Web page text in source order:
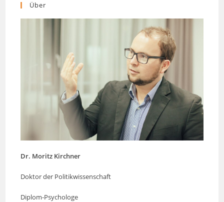
Über
Dr. Moritz Kirchner
Doktor der Politikwissenschaft
Diplom-Psychologe